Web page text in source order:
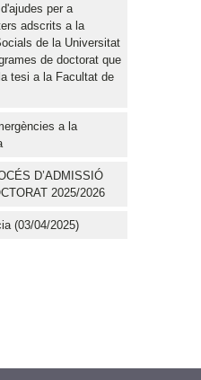
per a
adscrits a la
de la Universitat
de doctorat que
tesi a la Facultat de
a la
D’ADMISSIÓ
2025/2026
(03/04/2025)